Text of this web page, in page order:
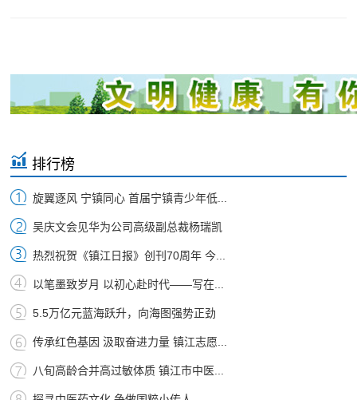
排行榜
旋翼逐风 宁镇同心 首届宁镇青少年低...
吴庆文会见华为公司高级副总裁杨瑞凯
热烈祝贺《镇江日报》创刊70周年 今...
以笔墨致岁月 以初心赴时代——写在...
5.5万亿元蓝海跃升，向海图强势正劲
传承红色基因 汲取奋进力量 镇江志愿...
八旬高龄合并高过敏体质 镇江市中医...